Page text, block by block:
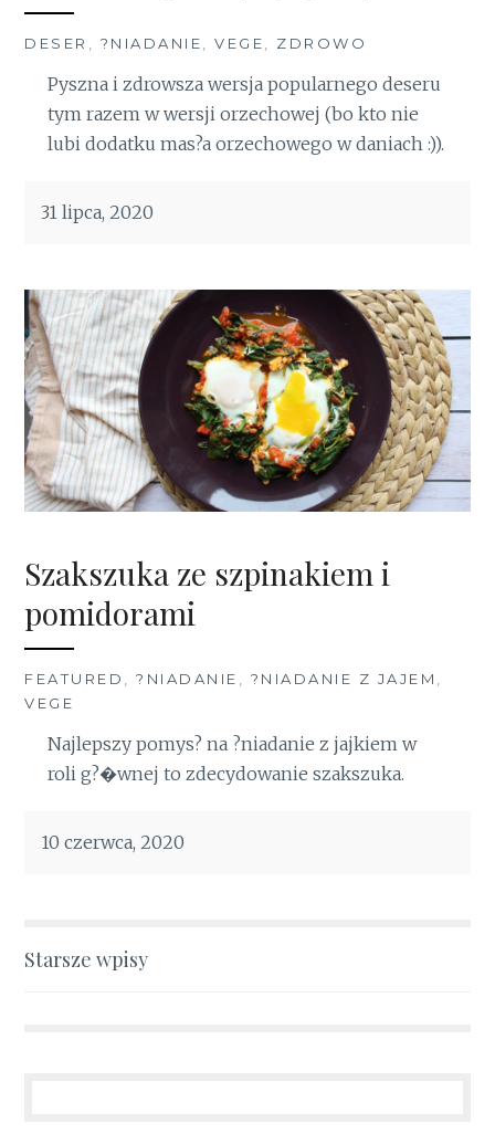
DESER , ?NIADANIE,VEGE, ZDROWO
Pyszna i zdrowsza wersja popularnego deseru
tym razem w wersji orzechowej (bo kto nie
lubi dodatku mas?a orzechowego w daniach :)).
31 lipca, 2020
Szakszuka ze szpinakiem i
pomidorami
FEATURED ,?NIADANIE , ?NIADANIE Z JAJEM ,
VEGE
Najlepszy pomys? na ?niadanie z jajkiem w
roli g?�wnej to zdecydowanie szakszuka.
10 czerwca, 2020
Nawigacja
Starsze wpisy